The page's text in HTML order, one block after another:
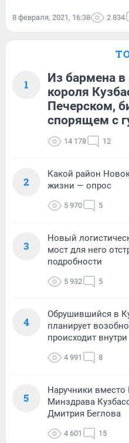
8 февраля, 2021, 16:38 2 834
1
Из бармена в
короля
Печерском,
спорящем с
14 178 12
2
Какой район
жизни — опрос
5 970 5
3
Новый
мост для него
подробности
5 932 5
4
Обрушившийся в
планирует
происходит внутри
4 991 8
5
Наручники вместо
Минздрава
Дмитрия Беглова
4 601 15